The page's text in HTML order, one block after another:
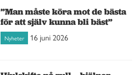
”Man måste köra mot de bästa
för att själv kunna bli bäst”
Nyheter 16 juni 2026